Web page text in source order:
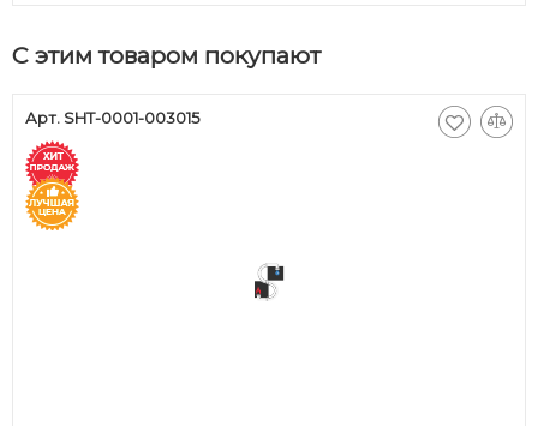
С этим товаром покупают
Арт. SHT-0001-003015